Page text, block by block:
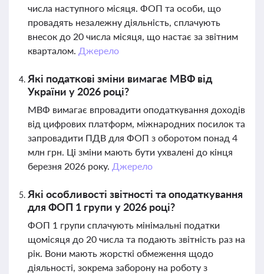
числа наступного місяця. ФОП та особи, що
провадять незалежну діяльність, сплачують
внесок до 20 числа місяця, що настає за звітним
кварталом. Джерело
Які податкові зміни вимагає МВФ від
України у 2026 році?
МВФ вимагає впровадити оподаткування доходів
від цифрових платформ, міжнародних посилок та
запровадити ПДВ для ФОП з оборотом понад 4
млн грн. Ці зміни мають бути ухвалені до кінця
березня 2026 року. Джерело
Які особливості звітності та оподаткування
для ФОП 1 групи у 2026 році?
ФОП 1 групи сплачують мінімальні податки
щомісяця до 20 числа та подають звітність раз на
рік. Вони мають жорсткі обмеження щодо
діяльності, зокрема заборону на роботу з